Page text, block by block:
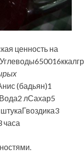
ценность на
(бадьян)1
лСахар5
часа